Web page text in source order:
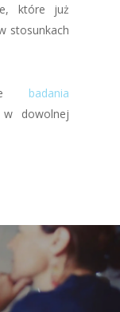
które już
stosunkach
badania
dowolnej